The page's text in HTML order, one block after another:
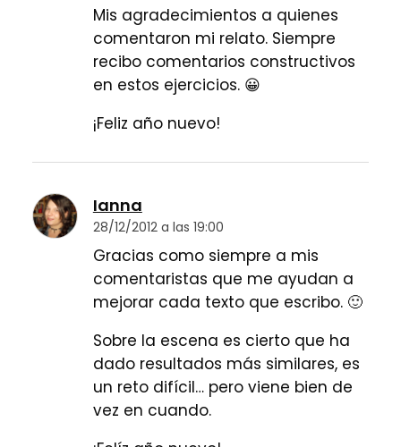
Mis agradecimientos a quienes
comentaron mi relato. Siempre
recibo comentarios constructivos
en estos ejercicios. 😀
¡Feliz año nuevo!
Ianna
28/12/2012 a las 19:00
Gracias como siempre a mis
comentaristas que me ayudan a
mejorar cada texto que escribo. 🙂
Sobre la escena es cierto que ha
dado resultados más similares, es
un reto difícil… pero viene bien de
vez en cuando.